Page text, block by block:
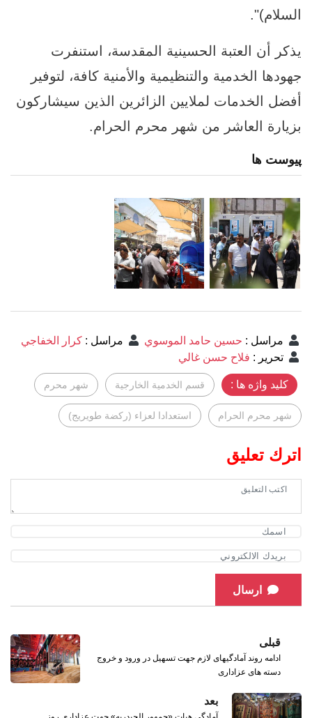
السلام)".
يذكر أن العتبة الحسينية المقدسة، استنفرت
جهودها الخدمية والتنظيمية والأمنية كافة، لتوفير
أفضل الخدمات لملايين الزائرين الذين سيشاركون
بزيارة العاشر من شهر محرم الحرام.
پیوست ها
مراسل : حسين حامد الموسوي مراسل : كرار الخفاجي
تحرير : فلاح حسن غالي
کلید واژه ها : قسم الخدمية الخارجية شهر محرم
شهر محرم الحرام استعدادا لعزاء (ركضة طويريج)
اترك تعليق
ارسال
قبلی
ادامه روند آمادگیهای لازم جهت تسهیل در ورود و خروج
دسته های عزاداری
بعد